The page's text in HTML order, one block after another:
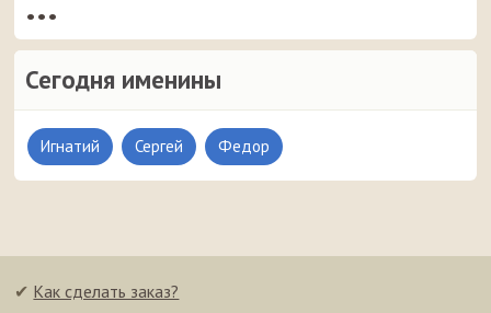
•••
Сегодня именины
Игнатий Сергей Федор
✔ Как сделать заказ?